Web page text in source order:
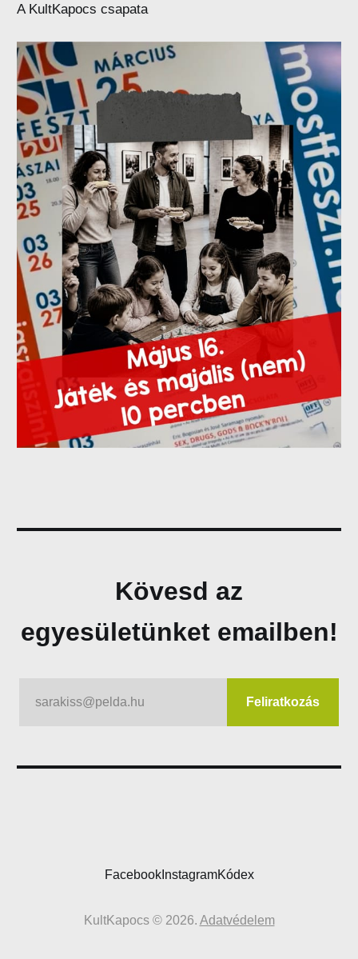
A KultKapocs csapata
Kövesd az
egyesületünket emailben!
sarakiss@pelda.hu Feliratkozás
FacebookInstagramKódex
KultKapocs © 2026. Adatvédelem